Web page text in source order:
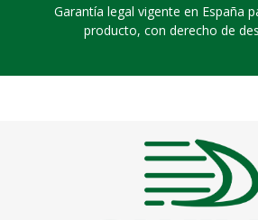
Garantía legal vigente en España
producto, con derecho de